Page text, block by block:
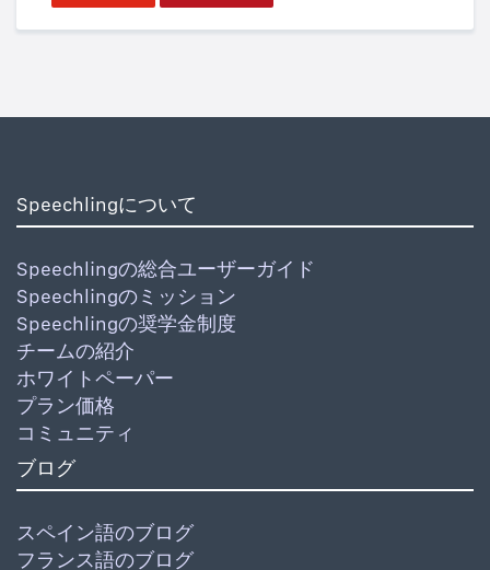
Speechlingについて
Speechlingの総合ユーザーガイド
Speechlingのミッション
Speechlingの奨学金制度
チームの紹介
ホワイトペーパー
プラン価格
コミュニティ
ブログ
スペイン語のブログ
フランス語のブログ